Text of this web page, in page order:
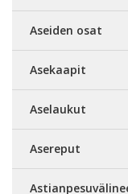
Aseiden osat
Asekaapit
Aselaukut
Asereput